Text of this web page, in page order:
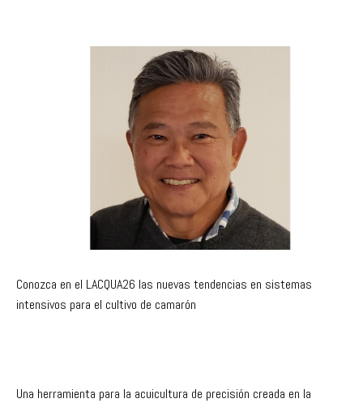
Conozca en el LACQUA26 las nuevas tendencias en sistemas
intensivos para el cultivo de camarón
Una herramienta para la acuicultura de precisión creada en la